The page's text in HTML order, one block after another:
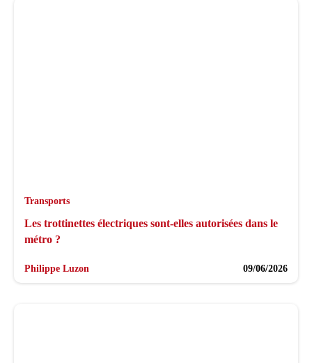
Transports
Les trottinettes électriques sont-elles autorisées dans le
métro ?
Philippe Luzon 09/06/2026